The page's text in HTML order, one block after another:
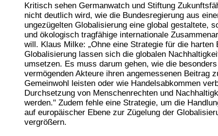
Kritisch sehen Germanwatch und Stiftung
nicht deutlich wird, wie die Bundesregierung aus
ungezügelten Globalisierung eine global gestaltete,
und ökologisch tragfähige internationale
will. Klaus Milke: „Ohne eine Strategie für die harten
Globalisierung lassen sich die globalen
umsetzen. Es muss darum gehen, wie die besonders
vermögenden Akteure ihren angemessenen Beitrag
Gemeinwohl leisten oder wie Handelsabkommen
Durchsetzung von Menschenrechten und
werden." Zudem fehle eine Strategie, um die
auf europäischer Ebene zur Zügelung der
vergrößern.